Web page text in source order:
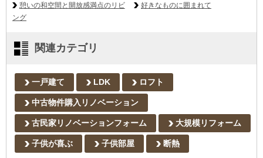
憩いの和空間と開放感満点のリビ
ング
好きなものに囲まれて
関連カテゴリ
一戸建て LDK ロフト
中古物件購入リノベーション
古民家リノベーションフォーム 大規模リフォーム
子供が喜ぶ 子供部屋 断熱